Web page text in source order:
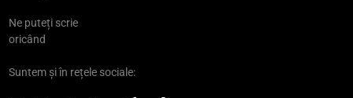
Ne puteți scrie
oricând
Suntem și în rețele sociale: